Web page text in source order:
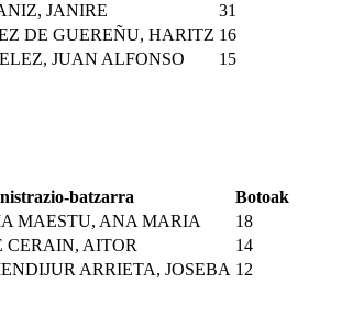
JANIRE
31
DE GUEREÑU, HARITZ 16
JUAN ALFONSO
15
batzarra
Botoak
MAESTU, ANA MARIA
18
CERAIN, AITOR
14
ARRIETA, JOSEBA 12